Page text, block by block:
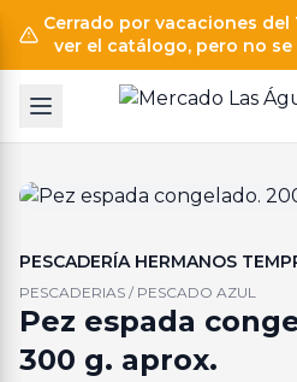
Cerrado por vacaciones del
ver el catálogo, pero no
PESCADERÍA HERMANOS
PESCADERIAS / PESCADO AZUL
Pez espada
300 g. aprox.